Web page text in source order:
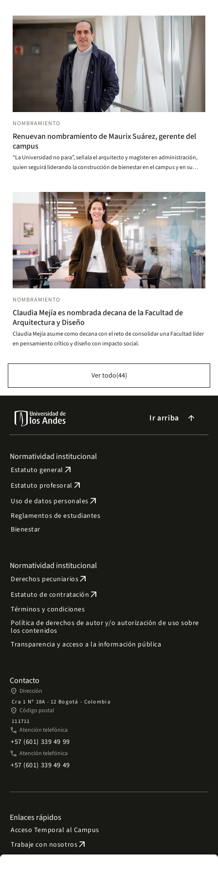
NOMBRAMIENTO
Renuevan nombramiento de Maurix Suárez, gerente del
campus
“La Universidad no para”, señala el arquitecto y magíster en administración,
quien seguirá liderando la construcción de bienestar en el campus y en su
NOMBRAMIENTO
Claudia Mejía es nombrada decana de la Facultad de
Arquitectura y Diseño
Claudia Mejía asume como decana con el reto de consolidar una Facultad líder
en pensamiento crítico y diseño con impacto social.
Ver todo(44)
Ir arriba arrow_forward
Normatividad institucional
Estatuto general arrow_outward
Estatuto profesoral arrow_outward
Uso de datos personales arrow_outward
Reglamentos de estudiantes
Bienestar
Normatividad institucional
Derechos pecuniariosarrow_outward
Estatuto de contratación arrow_outward
Términos y condiciones
Política de derechos de autor y/o autorización de uso sobre
los contenidos
Transparencia y acceso a la información pública
Contacto
place Dirección
Cra 1 Nº 18A - 12 Bogotá - Colombia
place Código postal
111711
phone Atención telefónica
+57 (601) 339 49 99
phone Atención telefónica
+57 (601) 339 49 49
Enlaces rápidos
Acceso Temporal al Campus
Trabaje con nosotrosarrow_outward